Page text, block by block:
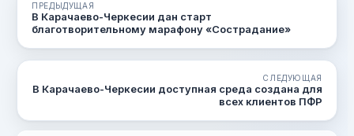
ПРЕДЫДУЩАЯ
В Карачаево-Черкесии дан старт
благотворительному марафону «Сострадание»
СЛЕДУЮЩАЯ
В Карачаево-Черкесии доступная среда создана для
всех клиентов ПФР